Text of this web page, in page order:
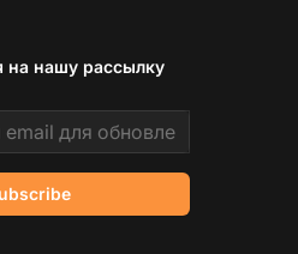
на нашу рассылку